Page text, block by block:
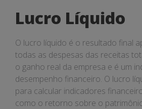
Lucro Líquido
O lucro líquido é o resultado final
todas as despesas das receitas
o ganho real da empresa e é um
desempenho financeiro. O lucro
para calcular indicadores
como o retorno sobre o